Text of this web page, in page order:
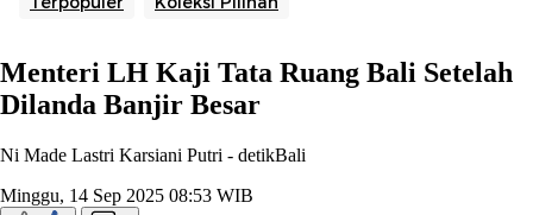
Menteri LH Kaji Tata Ruang Bali Setelah
Dilanda Banjir Besar
Ni Made Lastri Karsiani Putri - detikBali
Minggu, 14 Sep 2025 08:53 WIB